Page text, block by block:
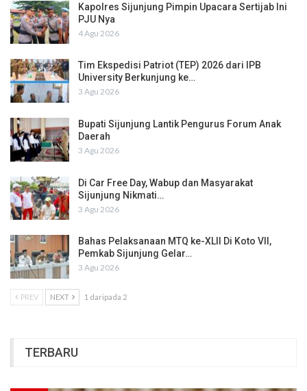
Kapolres Sijunjung Pimpin Upacara Sertijab Ini
PJU Nya
4 Agu 2026
Tim Ekspedisi Patriot (TEP) 2026 dari IPB
University Berkunjung ke…
3 Agu 2026
Bupati Sijunjung Lantik Pengurus Forum Anak
Daerah
3 Agu 2026
Di Car Free Day, Wabup dan Masyarakat
Sijunjung Nikmati…
3 Agu 2026
Bahas Pelaksanaan MTQ ke-XLII Di Koto VII,
Pemkab Sijunjung Gelar…
3 Agu 2026
PREV NEXT 1 daripada 2
TERBARU